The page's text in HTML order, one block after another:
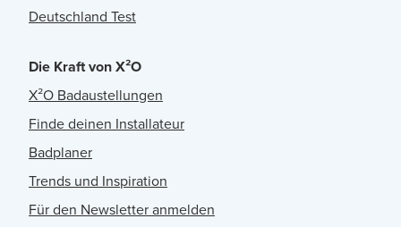
Deutschland Test
Die Kraft von X²O
X²O Badaustellungen
Finde deinen Installateur
Badplaner
Trends und Inspiration
Für den Newsletter anmelden